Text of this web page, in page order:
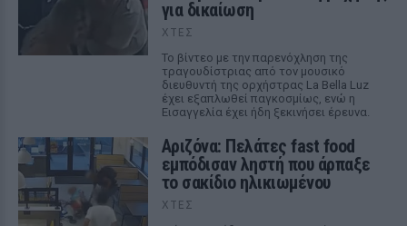
για δικαίωση
ΧΤΕΣ
Το βίντεο με την παρενόχληση της
τραγουδίστριας από τον μουσικό
διευθυντή της ορχήστρας La Bella Luz
έχει εξαπλωθεί παγκοσμίως, ενώ η
Εισαγγελία έχει ήδη ξεκινήσει έρευνα.
Αριζόνα: Πελάτες fast food
εμπόδισαν ληστή που άρπαξε
το σακίδιο ηλικιωμένου
ΧΤΕΣ